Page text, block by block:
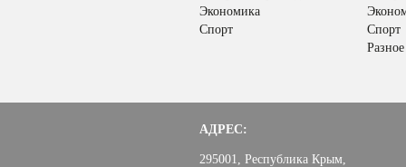
Экономика
Спорт
Спорт
Разное
АДРЕС:
295001, Республика Крым,